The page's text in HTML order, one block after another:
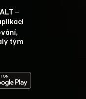
–
tým